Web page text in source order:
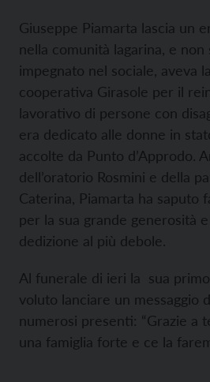
Giuseppe Piamarta lascia un
nella comunità lagarina, e non
impegnato nel sociale, aveva
cooperativa Girasole per il
lavorativo di persone con
era dedicato alle donne in
accolte da Punto d’Approdo.
dell’oratorio Rosmini e della
Caterina, Piamarta ha saputo
per la sua grande generosità
dedizione al più debole.
Al funerale di ieri la sua
voluto lanciare un messaggio
numerosi presenti: “Grazie a
una famiglia forte e ce la